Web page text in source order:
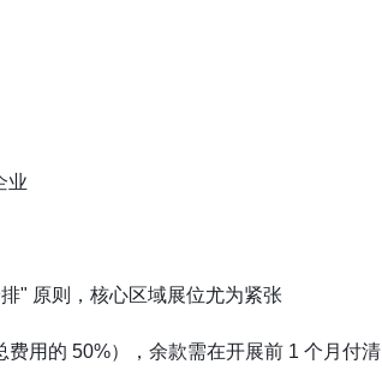
业
" 原则，核心区域展位尤为紧张
用的 50%），余款需在开展前 1 个月付清